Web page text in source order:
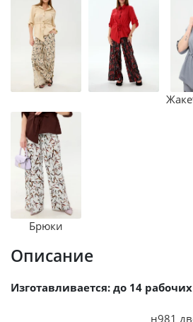
Брюки
Описание
Изготавливается: до 14
н981